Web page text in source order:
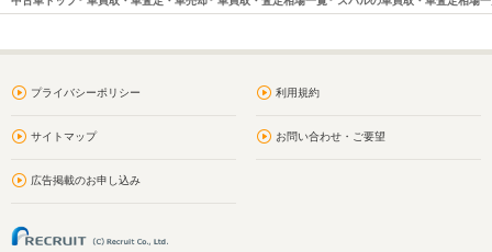
プライバシーポリシー 利用規約
サイトマップ お問い合わせ・ご要望
広告掲載のお申し込み